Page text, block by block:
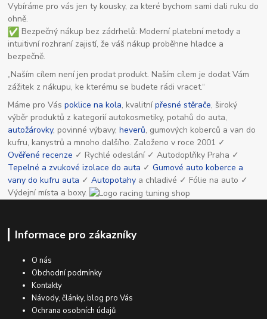
Vybíráme pro vás jen ty kousky, za které bychom sami dali ruku do
ohně.
Bezpečný nákup bez zádrhelů: Moderní platební metody a
intuitivní rozhraní zajistí, že váš nákup proběhne hladce a
bezpečně.
„Naším cílem není jen prodat produkt. Naším cílem je dodat Vám
zážitek z nákupu, ke kterému se budete rádi vracet.“
Máme pro Váspoklice na kola, kvalitnípřesné stěrače, široký
výběr produktů z kategorií autokosmetiky, potahů do auta,
autožárovky, povinné výbavy,heverů, gumových koberců a van do
kufru, kanystrů a mnoho dalšího. Založeno v roce 2001 ✓
Ověřené recenze ✓ Rychlé odeslání ✓ Autodoplňky Praha ✓
Tepelné a zvukové izolace do auta ✓Gumové auto koberce a
vany do kufru auta ✓Autopotahy a chladivé ✓ Fólie na auto ✓
Výdejní místa a boxy.
Informace pro zákazníky
O nás
Obchodní podmínky
Kontakty
Návody, články, blog pro Vás
Ochrana osobních údajů